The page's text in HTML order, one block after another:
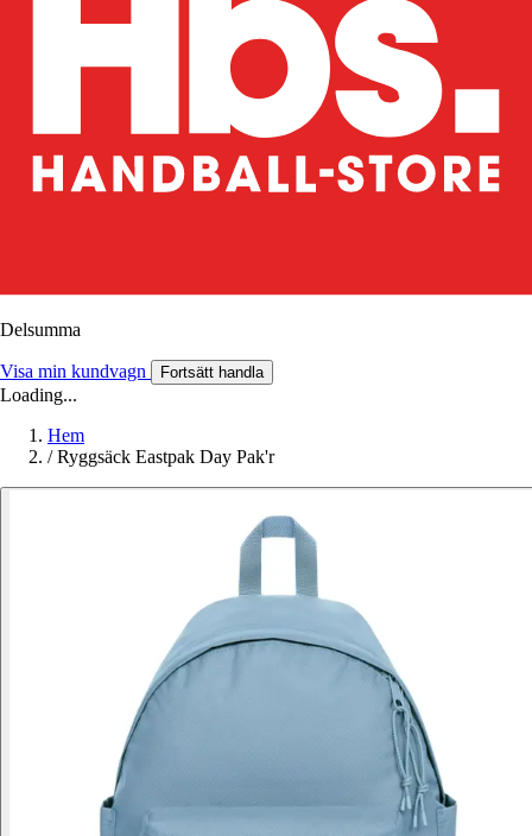
Delsumma
Visa min kundvagn Fortsätt handla
Loading...
Hem
/ Ryggsäck Eastpak Day Pak'r